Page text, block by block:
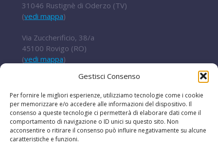
Gestisci Consenso
Per fornire le migliori esperienze, utilizziamo tecnologie come i cookie
per memorizzare e/o accedere alle informazioni del dispositivo. Il
consenso a queste tecnologie ci permetterà di elaborare dati come il
comportamento di navigazione o ID unici su questo sito. Non
acconsentire o ritirare il consenso può influire negativamente su alcune
caratteristiche e funzioni.
31046 Rustignè di Oderzo (TV)
(vedi mappa)
Via Zuccherificio, 38/a
45100 Rovigo (RO)
(vedi mappa)
+ 39 0422 852016
cert@t2i.it
Codice Fiscale / Partita IVA 04636360267
Organismo di ricerca Reg.UE 651/2014